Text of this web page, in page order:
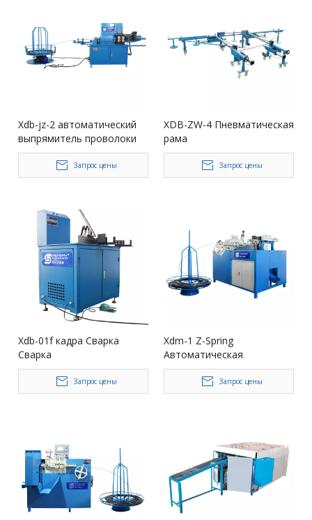
Xdb-jz-2 автоматический
выпрямитель проволоки
Запрос цены
XDB-ZW-4 Пневматическая
рама
Запрос цены
Xdb-01f кадра Сварка
Сварка
Запрос цены
Xdm-1 Z-Spring
Автоматическая
пружинная машина с ЧПУ
Запрос цены